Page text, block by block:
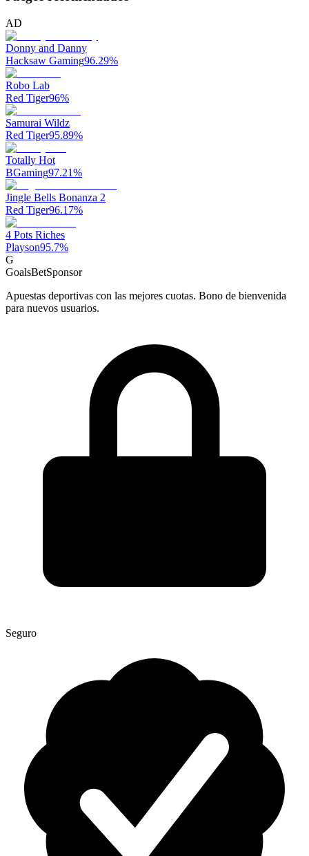
AD
Donny and Danny
Hacksaw Gaming96.29%
Robo Lab
Red Tiger96%
Samurai Wildz
Red Tiger95.89%
Totally Hot
BGaming97.21%
Jingle Bells Bonanza 2
Red Tiger96.17%
4 Pots Riches
Playson95.7%
G
GoalsBetSponsor
Apuestas deportivas con las mejores cuotas. Bono de bienvenida
para nuevos usuarios.
Seguro